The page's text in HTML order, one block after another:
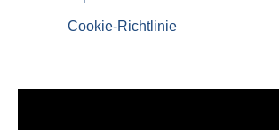
Cookie-Richtlinie